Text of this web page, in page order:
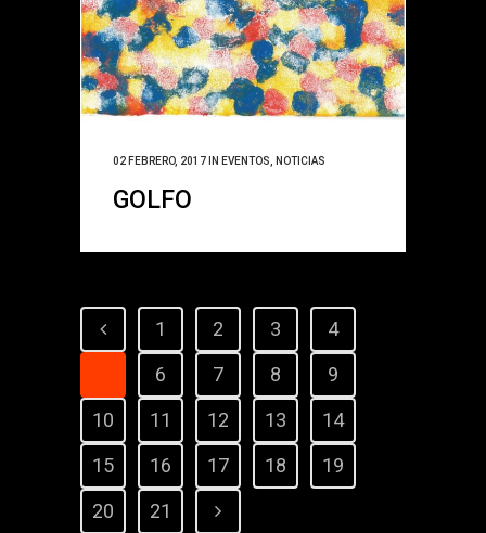
02 FEBRERO, 2017 IN EVENTOS NOTICIAS
GOLFO
1 2 3
4
6 7 8
9
10
11 12 13
14
15
16 17 18
19
20
21